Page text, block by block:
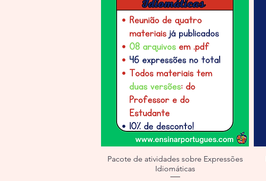
Pacote de atividades sobre Expressões
Idiomáticas